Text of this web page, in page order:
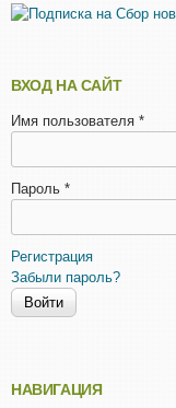
ВХОД НА САЙТ
Имя пользователя *
Пароль *
Регистрация
Забыли пароль?
НАВИГАЦИЯ